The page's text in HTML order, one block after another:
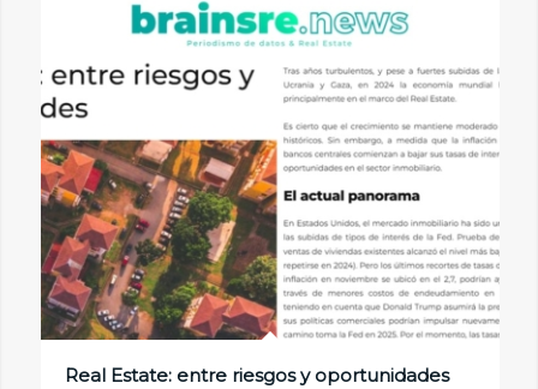
Real Estate: entre riesgos y oportunidades